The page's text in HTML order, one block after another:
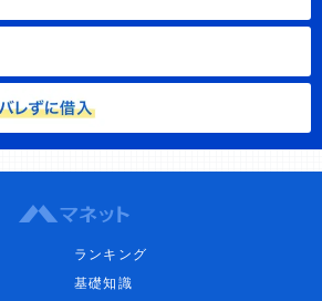
ランキング
基礎知識